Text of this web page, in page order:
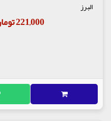
البرز
221,000 تومان